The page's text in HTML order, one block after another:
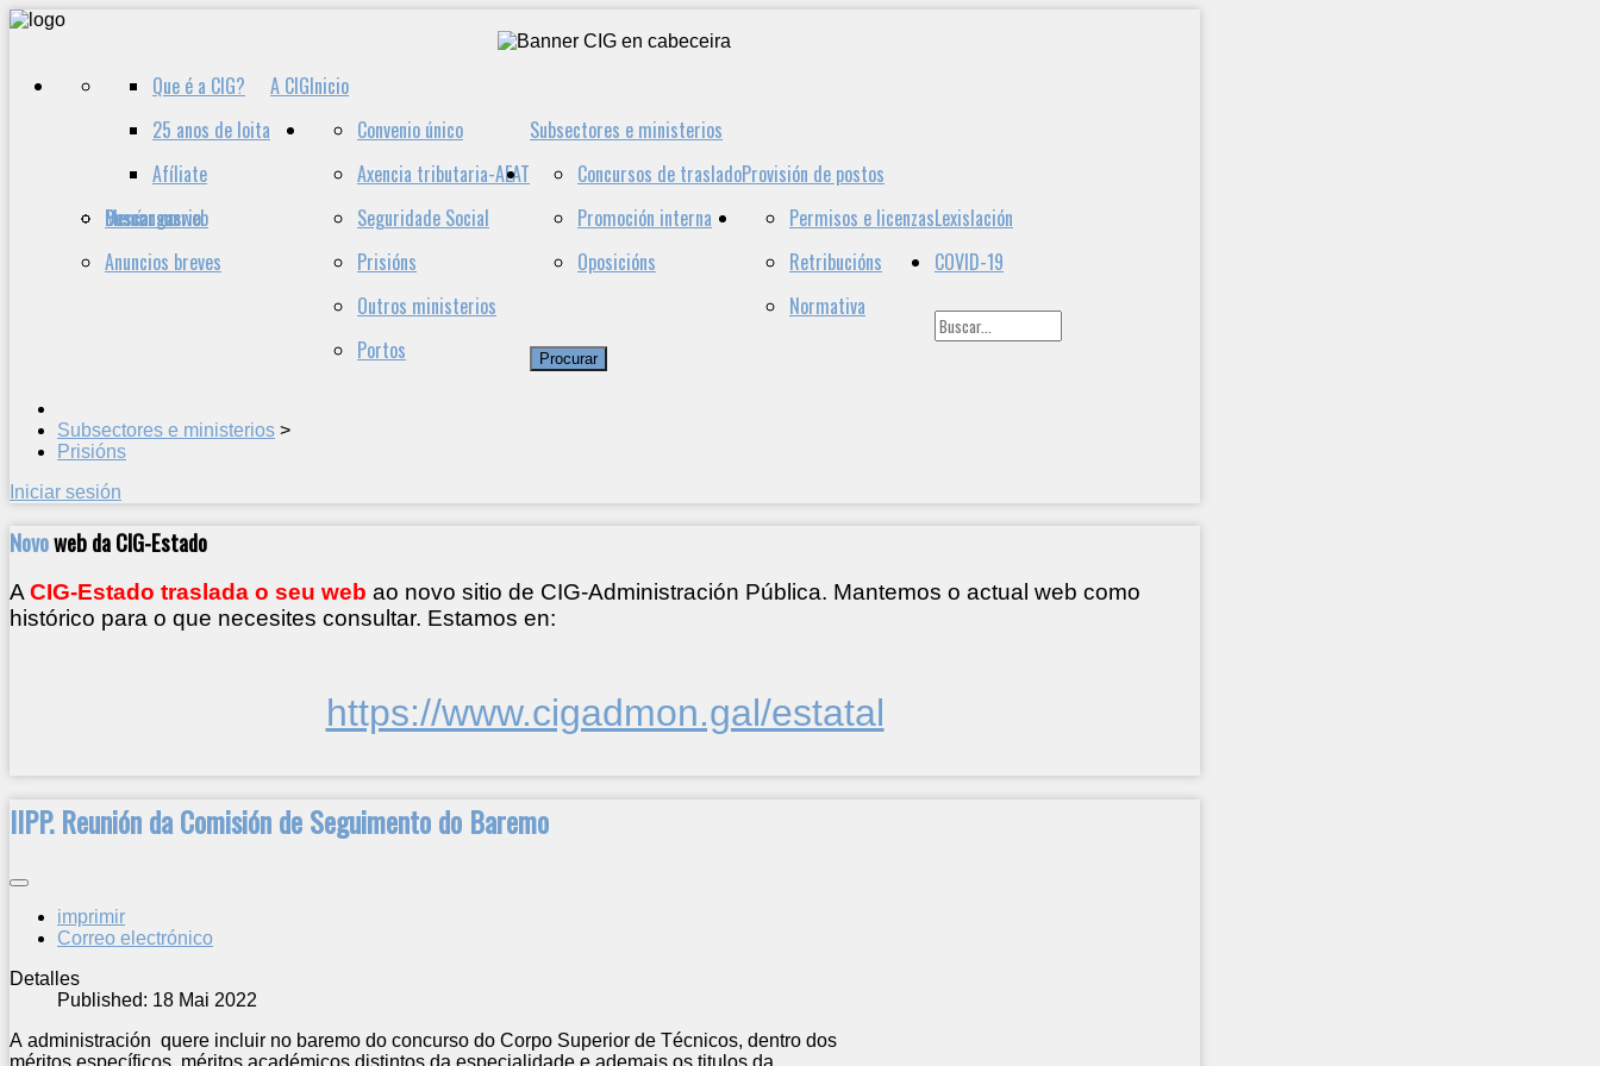
Inicio
A CIG
Que é a CIG?
25 anos de loita
Afíliate
Descargas
Buscar no web
Menú usuario
Anuncios breves
Subsectores e ministerios
Convenio único
Axencia tributaria-AEAT
Seguridade Social
Prisións
Outros ministerios
Portos
Provisión de postos
Concursos de traslado
Promoción interna
Oposicións
Lexislación
Permisos e licenzas
Retribucións
Normativa
COVID-19
Procurar
Subsectores e ministerios >
Prisións
Iniciar sesión
Novoweb da CIG-Estado
ACIG-Estado traslada o seu web ao novo sitio de CIG-Administración Pública. Mantemos o actual web como
histórico para o que necesites consultar. Estamos en:
https://www.cigadmon.gal/estatal
IIPP. Reunión da Comisión de Seguimento do Baremo
imprimir
Correo electrónico
Detalles
Published: 18 Mai 2022
A administración quere incluir no baremo do concurso do Corpo Superior de Técnicos, dentro dos